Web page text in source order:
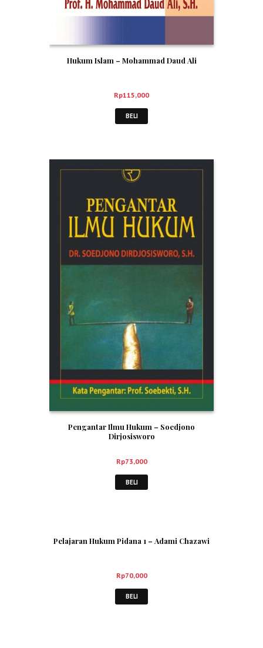
Hukum Islam – Mohammad Daud Ali
Rp115,000
BELI
Pengantar Ilmu Hukum – Soedjono
Dirjosisworo
Rp73,000
BELI
Pelajaran Hukum Pidana 1 – Adami Chazawi
Rp70,000
BELI